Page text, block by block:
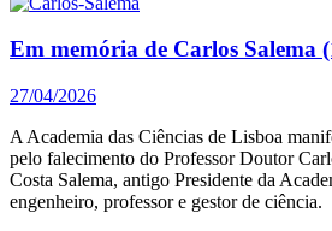
Em memória de Carlos Salema
27/04/2026
A Academia das Ciências de Lisboa
pelo falecimento do Professor Doutor
Costa Salema, antigo Presidente da
engenheiro, professor e gestor de ciência.